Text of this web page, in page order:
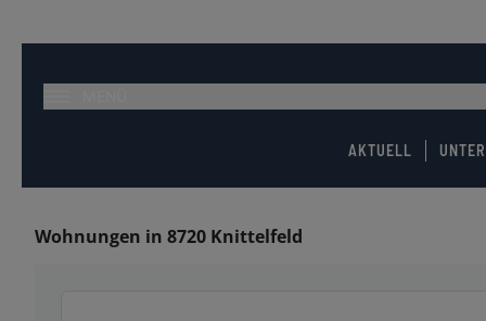
AKTUELL
Wohnungen in 8720 Knittelfeld